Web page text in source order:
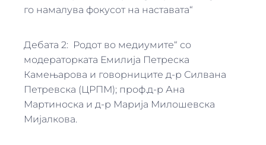
го намалува фокусот на наставата“
Дебата 2: Родот во медиумите“ со
модераторката Емилија Петреска
Камењарова и говорниците д-р Силвана
Петревска (ЦРПМ); проф.д-р Ана
Мартиноска и д-р Марија Милошевска
Мијалкова.